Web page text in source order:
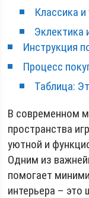
Классика
Эклектика
Инструкция
Процесс
Таблица:
В современном
пространства
уютной и
Одним из
помогает
интерьера –